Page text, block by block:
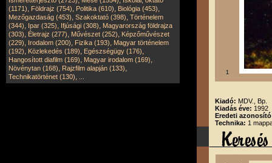
(1171), Földrajz (754), Politika (610), Biológia (453),
Mezőgazdaság (453), Szakoktató (398), Történelem
(344), Ipar (325), Ifjúsági (308), Magyarország földrajza
(303), Életrajz (277), Művészet (252), Képzőművészet
(229), Irodalom (200), Fizika (193), Magyar történelem
(192), Közlekedés (189), Egészségügy (176),
Hangosított diafilm (169), Magyar irodalom (169),
Növénytan (168), Rajzfilm alapján (133),
Technikatörténet (130), 1
Kiadó: MDV., Bp.
Kiadás éve: 1992
Eredeti
Technika: 1